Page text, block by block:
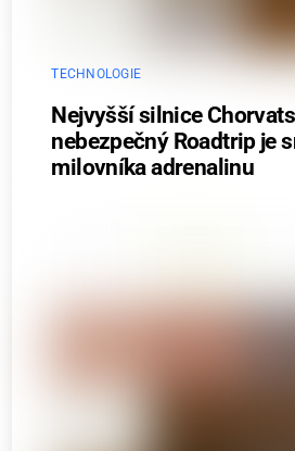
TECHNOLOGIE
Nejvyšší silnice
nebezpečný Roadtrip je
milovníka adrenalinu